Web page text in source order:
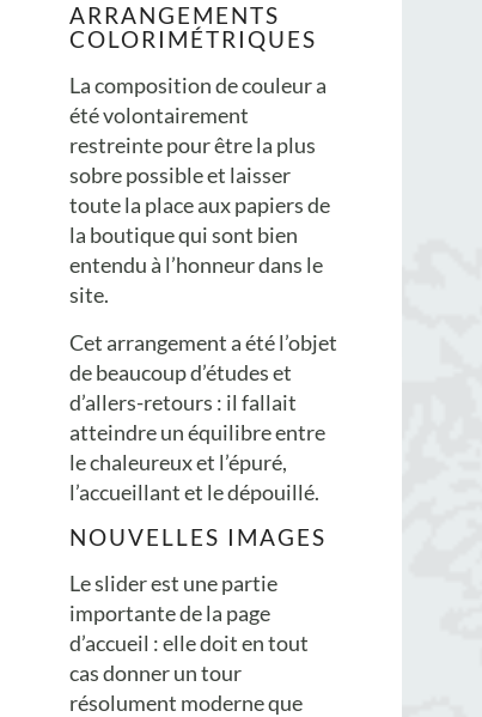
ARRANGEMENTS
COLORIMÉTRIQUES
La composition de couleur a
été volontairement
restreinte pour être la plus
sobre possible et laisser
toute la place aux papiers de
la boutique qui sont bien
entendu à l’honneur dans le
site.
Cet arrangement a été l’objet
de beaucoup d’études et
d’allers-retours : il fallait
atteindre un équilibre entre
le chaleureux et l’épuré,
l’accueillant et le dépouillé.
NOUVELLES IMAGES
Le slider est une partie
importante de la page
d’accueil : elle doit en tout
cas donner un tour
résolument moderne que